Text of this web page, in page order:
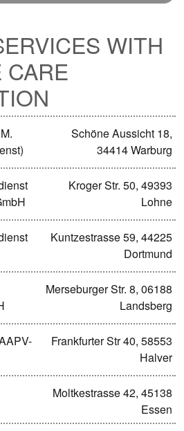
WITH
CARE
Schöne Aussicht 18,
34414 Warburg
Kroger Str. 50, 49393
Lohne
Kuntzestrasse 59, 44225
Dortmund
Merseburger Str. 8, 06188
Landsberg
Frankfurter Str 40, 58553
Halver
Moltkestrasse 42, 45138
Essen